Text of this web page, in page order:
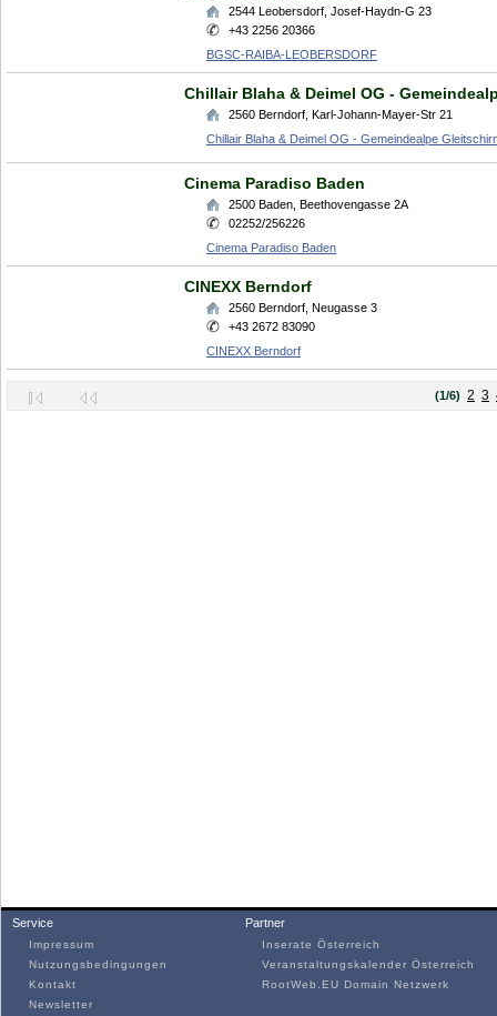
2544 Leobersdorf Josef-Haydn-G 23
+43 2256 20366
BGSC-RAIBA-LEOBERSDORF
Chillair Blaha & Deimel OG -
2560 Berndorf Karl-Johann-Mayer-Str 21
Chillair Blaha & Deimel OG - Gemeindealpe
Cinema Paradiso Baden
2500 Baden Beethovengasse 2A
02252/256226
Cinema Paradiso Baden
CINEXX Berndorf
2560 Berndorf Neugasse 3
+43 2672 83090
CINEXX Berndorf
(1/6) 2 3
Service
Impressum
Nutzungsbedingungen
Kontakt
Newsletter
Partner
Inserate Österreich
Veranstaltungskalender Österreich
RootWeb.EU Domain Netzwerk